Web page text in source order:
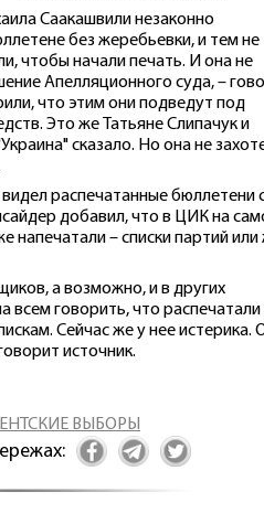
Саакашвили незаконно
без жеребьевки, и тем не
чтобы начали печать. И она не
Апелляционного суда, –
что этим они подведут под
Это же Татьяне Слипачук и
сказало. Но она не
распечатанные бюллетени
добавил, что в ЦИК на
напечатали – списки партий или
а возможно, и в других
всем говорить, что распечатали
Сейчас же у нее истерика.
источник.
ВЫБОРЫ